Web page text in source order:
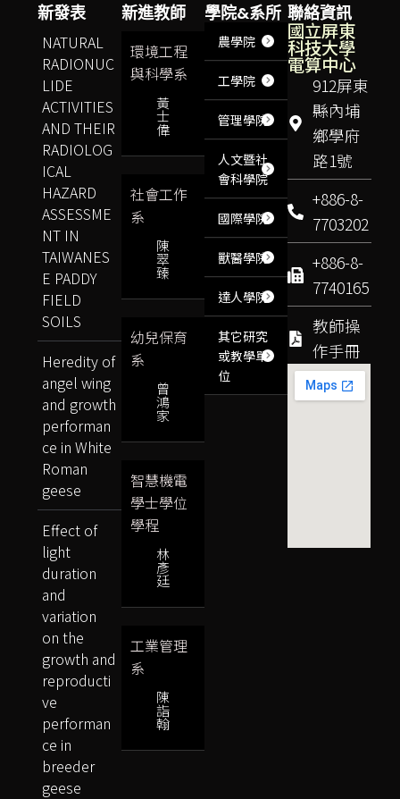
聯絡資訊
國立屏東
科技大學
電算中心
912屏東
縣內埔
鄉學府
路1號
+886-8-
7703202
+886-8-
7740165
教師操
作手冊
學院&系所
農學院
工學院
管理學院
人文暨社
會科學院
國際學院
獸醫學院
達人學院
其它研究
或教學單
位
新進教師
環境工程
與科學系
黃
士
偉
社會工作
系
陳
翠
臻
幼兒保育
系
曾
鴻
家
智慧機電
學士學位
學程
林
彥
廷
工業管理
系
陳
詣
翰
新發表
NATURAL
RADIONUC
LIDE
ACTIVITIES
AND THEIR
RADIOLOG
ICAL
HAZARD
ASSESSME
NT IN
TAIWANES
E PADDY
FIELD
SOILS
Heredity of
angel wing
and growth
performan
ce in White
Roman
geese
Effect of
light
duration
and
variation
on the
growth and
reproducti
ve
performan
ce in
breeder
geese